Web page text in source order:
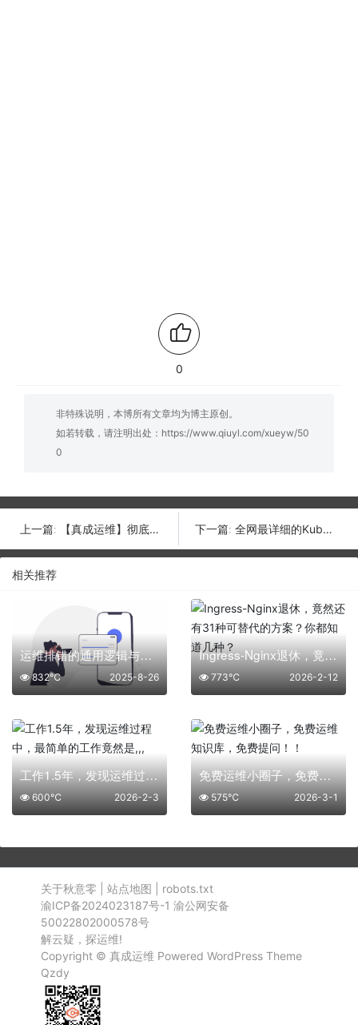
0
非特殊说明，本博所有文章均为博主原创。
如若转载，请注明出处： https://www.qiuyl.com/xueyw/50
0
上一篇: 【真成运维】彻底理解所有运维岗位 下一篇: 全网最详细的Kubebuilder开发K8s Operator的全流程指南，细致入微（真不标题党！）
相关推荐
运维排错的通用逻辑与底层逻辑？
2025-8-26
832℃
Ingress-Nginx退休，竟然还有31种可替代的方案？你都知道几种？
2026-2-12
773℃
工作1.5年，发现运维过程中，最简单的工作竟然是,,,
2026-2-3
600℃
免费运维小圈子，免费运维知识库，免费提问！！
2026-3-1
575℃
关于秋意零 站点地图
robots.txt
渝ICP备2024023187号-1 渝公网安备
50022802000578号
解云疑，探运维!
Copyright © 真成运维 Powered WordPressTheme
Qzdy